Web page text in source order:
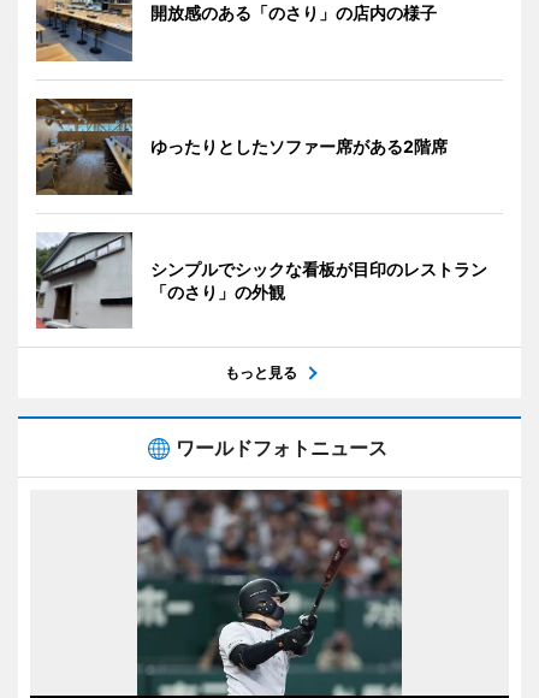
開放感のある「のさり」の店内の様子
ゆったりとしたソファー席がある2階席
シンプルでシックな看板が目印のレストラン
「のさり」の外観
もっと見る
ワールドフォトニュース